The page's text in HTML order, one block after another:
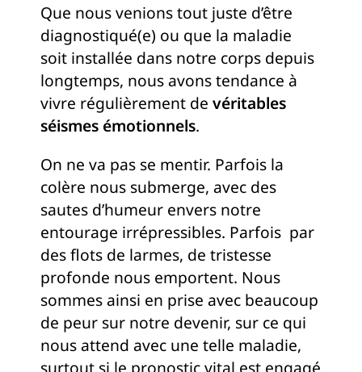
Que nous venions tout juste d’être
diagnostiqué(e) ou que la maladie
soit installée dans notre corps depuis
longtemps, nous avons tendance à
vivre régulièrement de véritables
séismes émotionnels.
On ne va pas se mentir. Parfois la
colère nous submerge, avec des
sautes d’humeur envers notre
entourage irrépressibles. Parfois par
des flots de larmes, de tristesse
profonde nous emportent. Nous
sommes ainsi en prise avec beaucoup
de peur sur notre devenir, sur ce qui
nous attend avec une telle maladie,
surtout si le pronostic vital est engagé